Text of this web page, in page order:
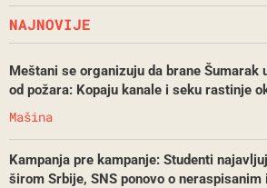
NAJNOVIJE
Meštani se organizuju da brane Šumarak
od požara: Kopaju kanale i seku rastinje
Mašina
Kampanja pre kampanje: Studenti
širom Srbije, SNS ponovo o neraspisanim